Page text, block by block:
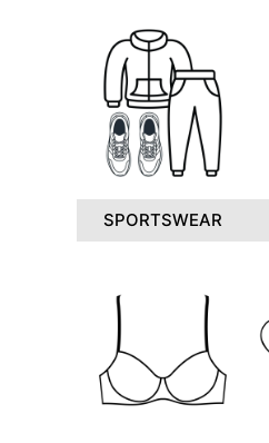
SPORTSWEAR